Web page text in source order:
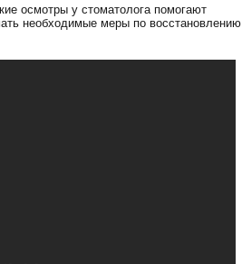
осмотры у стоматолога помогают
необходимые меры по восстановлению